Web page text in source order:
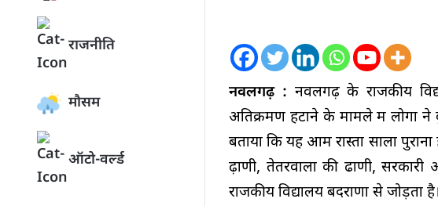
राजनीति
मौसम
ऑटो-वर्ल्ड
नवलगढ़ : नवलगढ़ के राजकीय
अतिक्रमण हटाने के मामले में लोगों ने
बताया कि यह आम रास्ता सालों
ढ़ाणी, तेतरवालों की ढाणी, सरकारी
राजकीय विद्यालय बदराणा से जोड़ता है।